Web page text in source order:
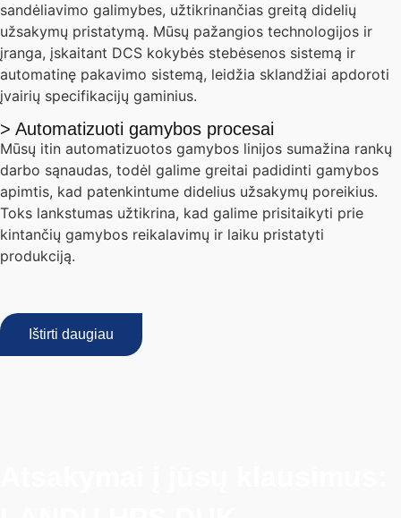
sandėliavimo galimybes, užtikrinančias greitą didelių
užsakymų pristatymą. Mūsų pažangios technologijos ir
įranga, įskaitant DCS kokybės stebėsenos sistemą ir
automatinę pakavimo sistemą, leidžia sklandžiai apdoroti
įvairių specifikacijų gaminius.
> Automatizuoti gamybos procesai
Mūsų itin automatizuotos gamybos linijos sumažina rankų
darbo sąnaudas, todėl galime greitai padidinti gamybos
apimtis, kad patenkintume didelius užsakymų poreikius.
Toks lankstumas užtikrina, kad galime prisitaikyti prie
kintančių gamybos reikalavimų ir laiku pristatyti
produkciją.
Ištirti daugiau